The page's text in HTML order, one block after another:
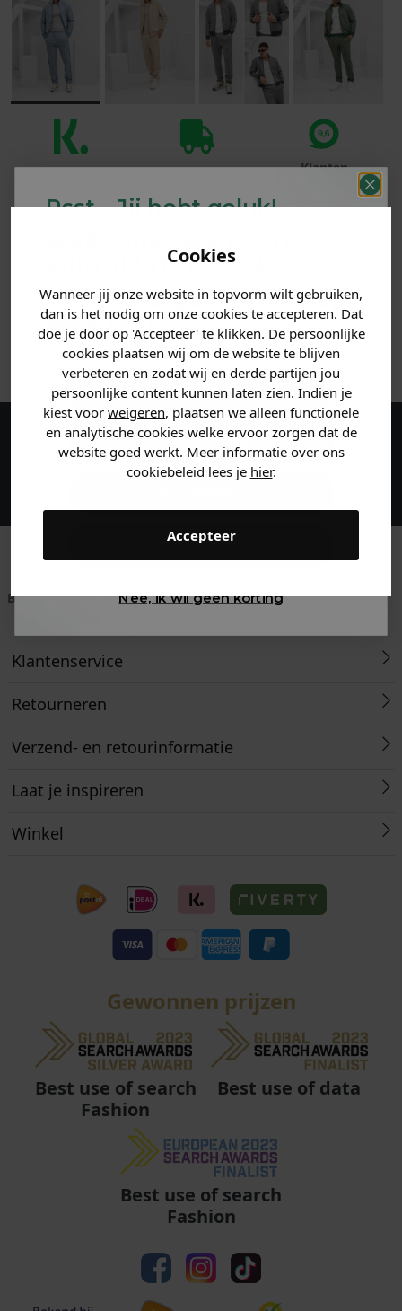
Cookies
Wanneer jij onze website in topvorm wilt gebruiken,
dan is het nodig om onze cookies te accepteren. Dat
doe je door op 'Accepteer' te klikken. De persoonlijke
cookies plaatsen wij om de website te blijven
verbeteren en zodat wij en derde partijen jou
persoonlijke content kunnen laten zien. Indien je
kiest voor weigeren, plaatsen we alleen functionele
en analytische cookies welke ervoor zorgen dat de
website goed werkt. Meer informatie over ons
cookiebeleid lees je hier.
Accepteer
Betaal achteraf
Voor 23:59 besteld
Klanten
beoordelen ons
met een 9,6!
PRODUCTINFORMATIE
MATERIAAL & WASVOORSCHRIFT
ANDERE BESTELDEN OOK
Maak een account aan en ontvang 5%
korting op je eerste bestelling!
Betaal achteraf met
Voor 23:59 besteld
Klanten beoordelen
Klantenservice
Retourneren
Verzend- en retourinformatie
Laat je inspireren
Winkel
Gewonnen prijzen
Best use of search
Fashion
Best use of data
Best use of search
Fashion
Psst... Jij hebt geluk!
Welke mystery
krijg jij? (Tot-30%
Vertel ons waar je naar op
zoek bent. 👇
Heren kleding
Dames kleding
Gewoon rondkijken
Nee, ik wil geen korting